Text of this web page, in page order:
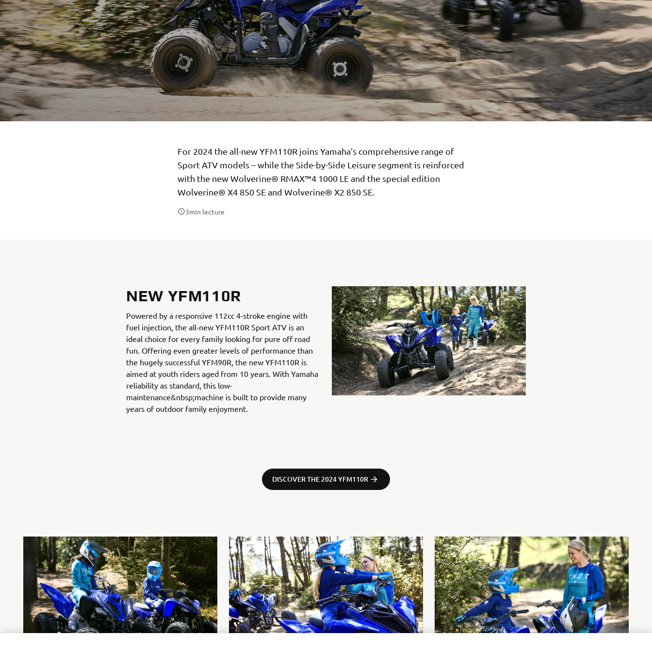
For 2024 the all-new YFM110R joins Yamaha’s comprehensive range of
Sport ATV models – while the Side-by-Side Leisure segment is reinforced
with the new Wolverine® RMAX™4 1000 LE and the special edition
Wolverine® X4 850 SE and Wolverine® X2 850 SE.
3min lecture
NEW YFM110R
Powered by a responsive 112cc 4-stroke engine with
fuel injection, the all-new YFM110R Sport ATV is an
ideal choice for every family looking for pure off road
fun. Offering even greater levels of performance than
the hugely successful YFM90R, the new YFM110R is
aimed at youth riders aged from 10 years. With Yamaha
reliability as standard, this low-
maintenance&nbsp;machine is built to provide many
years of outdoor family enjoyment.
DISCOVER THE 2024 YFM110R